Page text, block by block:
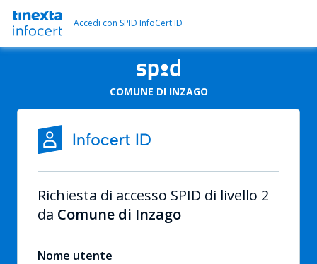
Accedi con SPID InfoCert ID
COMUNE DI INZAGO
Richiesta di accesso SPID di livello 2
da Comune di Inzago
Nome utente